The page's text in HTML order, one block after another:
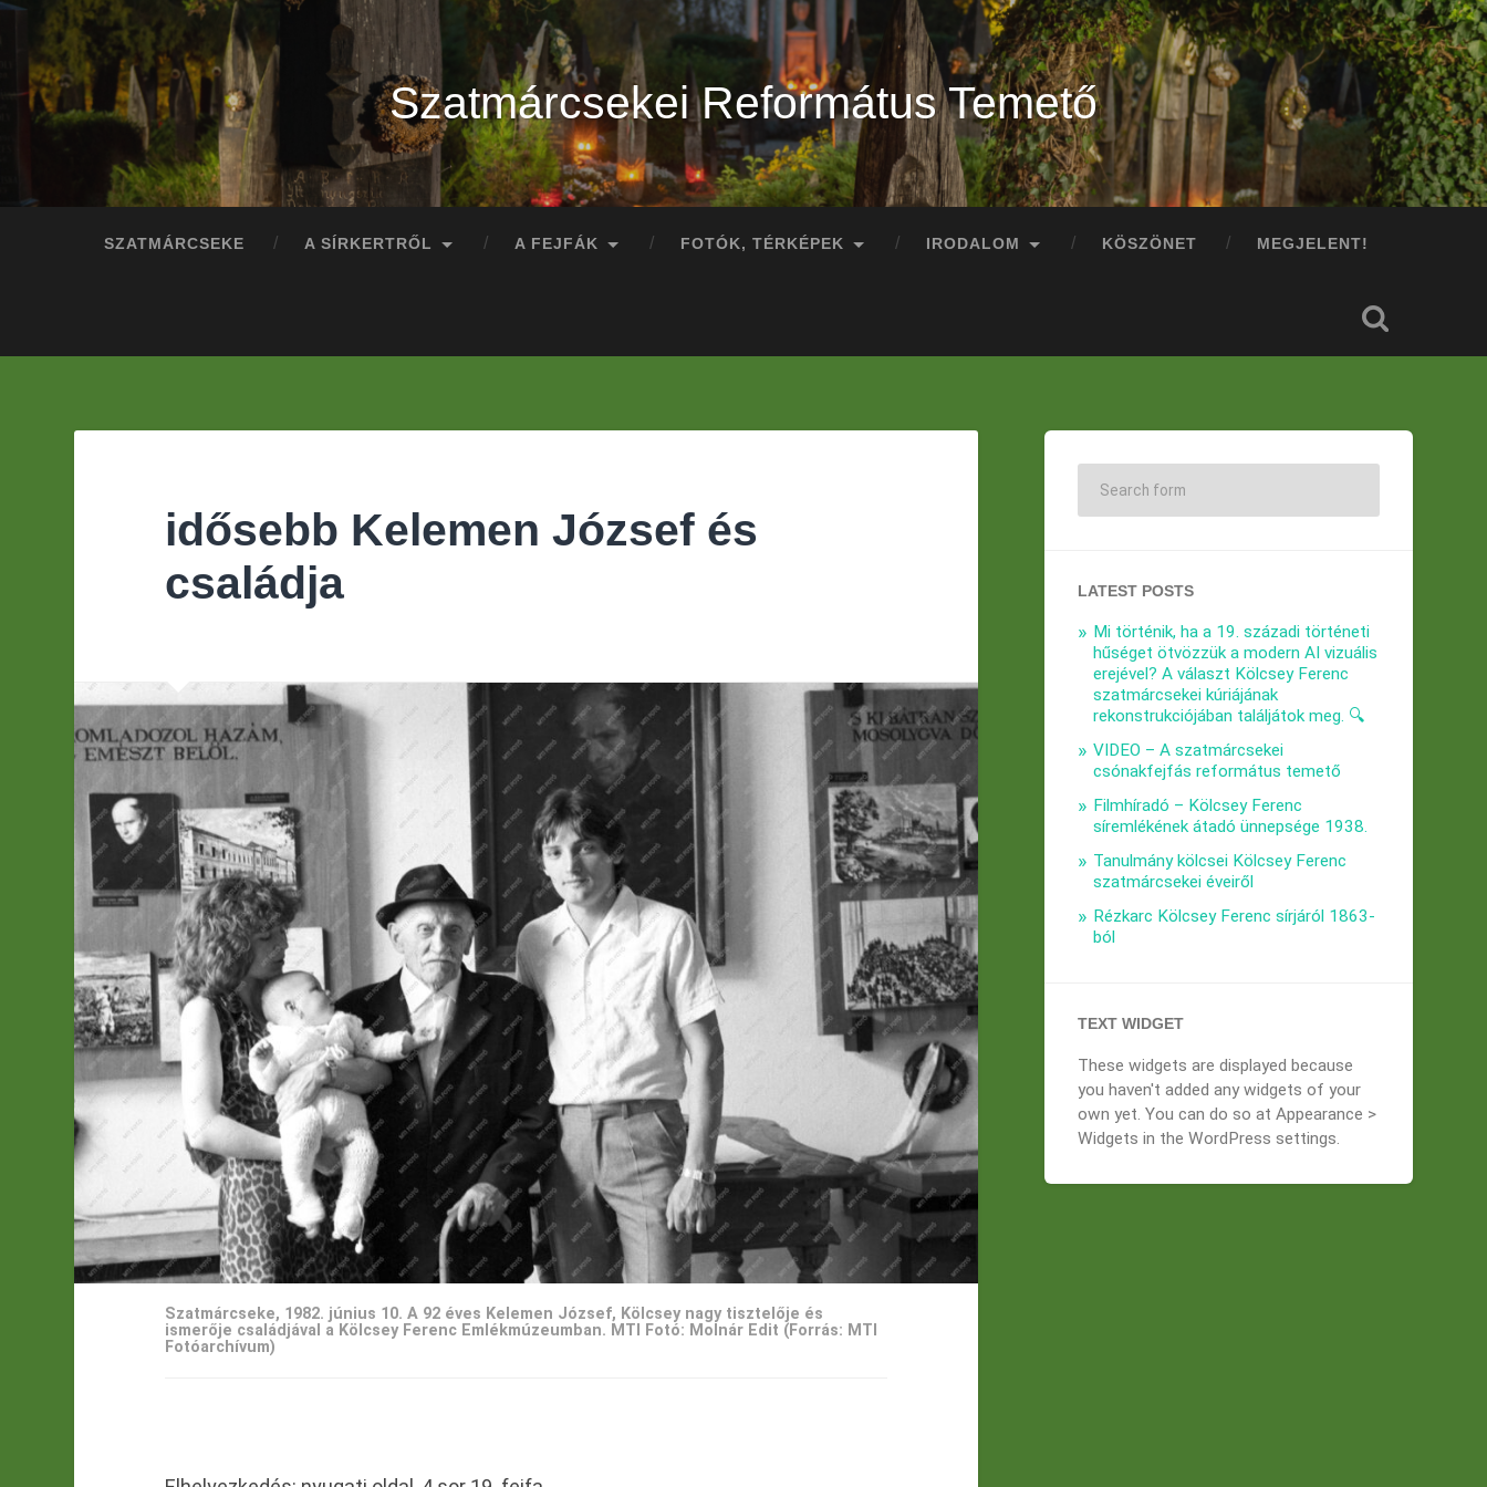
Szatmárcsekei Református Temető
SZATMÁRCSEKE A SÍRKERTRŐL A FEJFÁK FOTÓK, TÉRKÉPEK IRODALOM KÖSZÖNET MEGJELENT!
idősebb Kelemen József és
családja
Szatmárcseke, 1982. június 10. A 92 éves Kelemen József, Kölcsey nagy tisztelője és
ismerője családjával a Kölcsey Ferenc Emlékmúzeumban. MTI Fotó: Molnár Edit (Forrás: MTI
Fotóarchívum)
LATEST POSTS
Mi történik, ha a 19. századi történeti
hűséget ötvözzük a modern AI vizuális
erejével? A választ Kölcsey Ferenc
szatmárcsekei kúriájának
rekonstrukciójában találjátok meg. 🔍
VIDEO – A szatmárcsekei
csónakfejfás református temető
Filmhíradó – Kölcsey Ferenc
síremlékének átadó ünnepsége 1938.
Tanulmány kölcsei Kölcsey Ferenc
szatmárcsekei éveiről
Rézkarc Kölcsey Ferenc sírjáról 1863-
ból
TEXT WIDGET
These widgets are displayed because
you haven't added any widgets of your
own yet. You can do so at Appearance >
Widgets in the WordPress settings.